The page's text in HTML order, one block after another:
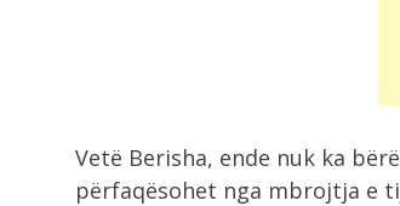
Vetë Berisha, ende nuk ka
përfaqësohet nga mbrojtja e
ardhshme, takim...